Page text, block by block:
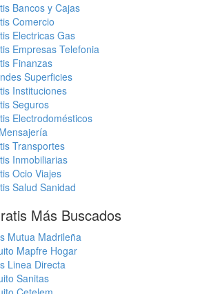
Bancos y Cajas
Comercio
Electricas Gas
Empresas Telefonia
Finanzas
Superficies
Instituciones
Seguros
Electrodomésticos
Transportes
Inmobiliarias
Ocio Viajes
Salud Sanidad
Más Buscados
Mutua Madrileña
Mapfre Hogar
Linea Directa
Sanitas